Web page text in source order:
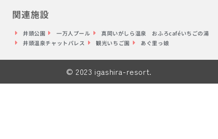
関連施設
井頭公園 一万人プール
真岡いがしら温泉 おふろcaféいちごの湯
井頭温泉チャットパレス
観光いちご園 あぐ里っ娘
© 2023 igashira-resort.